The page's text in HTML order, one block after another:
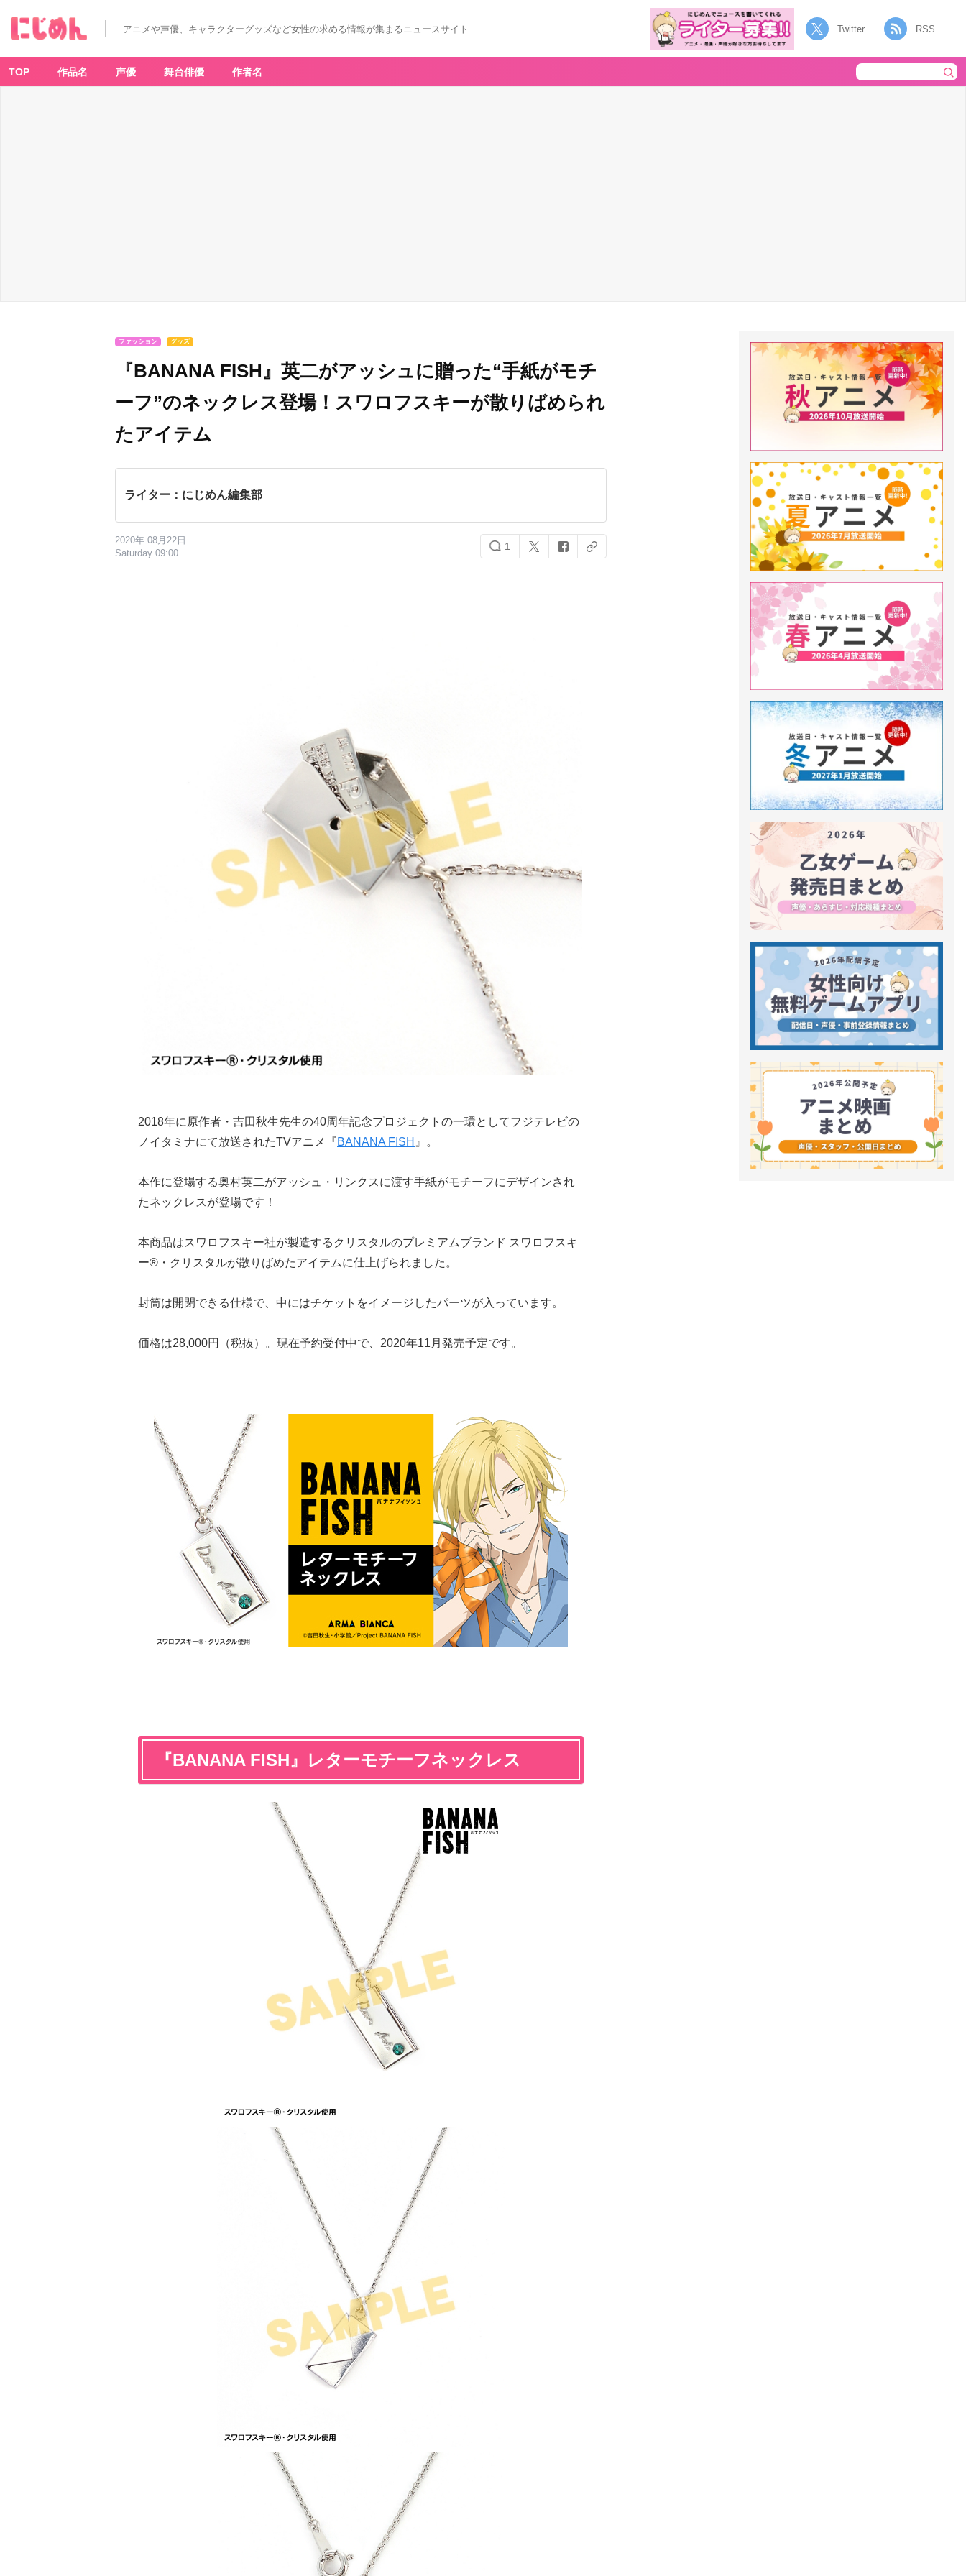
アニメや声優、キャラクターグッズなど女性の求める情報が集まるニュースサイト Twitter RSS
TOP 作品名 声優 舞台俳優 作者名
ファッション グッズ
『BANANA FISH』英二がアッシュに贈った“手紙がモチ
ーフ”のネックレス登場！スワロフスキーが散りばめられ
たアイテム
ライター：にじめん編集部
2020年 08月22日
Saturday 09:00
1
2018年に原作者・吉田秋生先生の40周年記念プロジェクトの一環としてフジテレビの
ノイタミナにて放送されたTVアニメ『BANANA FISH 』。
本作に登場する奥村英二がアッシュ・リンクスに渡す手紙がモチーフにデザインされ
たネックレスが登場です！
本商品はスワロフスキー社が製造するクリスタルのプレミアムブランド スワロフスキ
ー®・クリスタルが散りばめたアイテムに仕上げられました。
封筒は開閉できる仕様で、中にはチケットをイメージしたパーツが入っています。
価格は28,000円（税抜）。現在予約受付中で、2020年11月発売予定です。
『BANANA FISH』レターモチーフネックレス